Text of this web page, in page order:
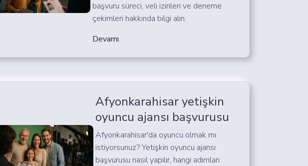
başvuru süreci, veli izinleri ve deneme
çekimleri hakkında bilgi alın.
Devamı
Afyonkarahisar yetişkin
oyuncu ajansı başvurusu
Afyonkarahisar'da oyuncu olmak mı
istiyorsunuz? Yetişkin oyuncu ajansı
başvurusu nasıl yapılır, hangi adımları